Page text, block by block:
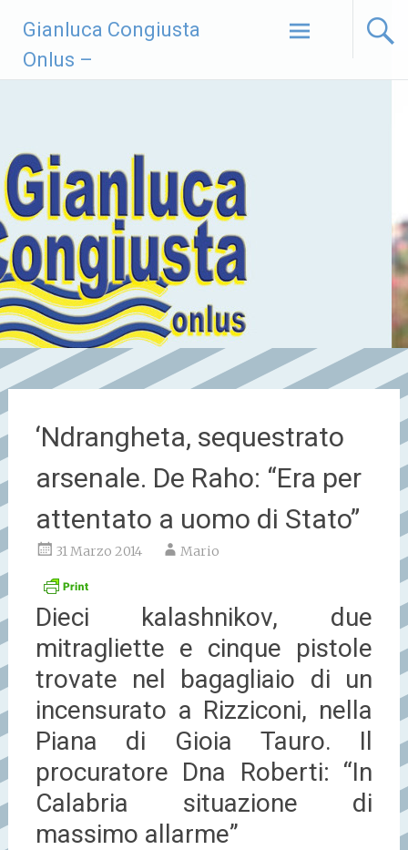
contenuto
Gianluca Congiusta
Onlus –
‘Ndrangheta, sequestrato
arsenale. De Raho: “Era per
attentato a uomo di Stato”
31 Marzo 2014 Mario
Dieci kalashnikov, due
mitragliette e cinque pistole
trovate nel bagagliaio di un
incensurato a Rizziconi, nella
Piana di Gioia Tauro. Il
procuratore Dna Roberti: “In
Calabria situazione di
massimo allarme”